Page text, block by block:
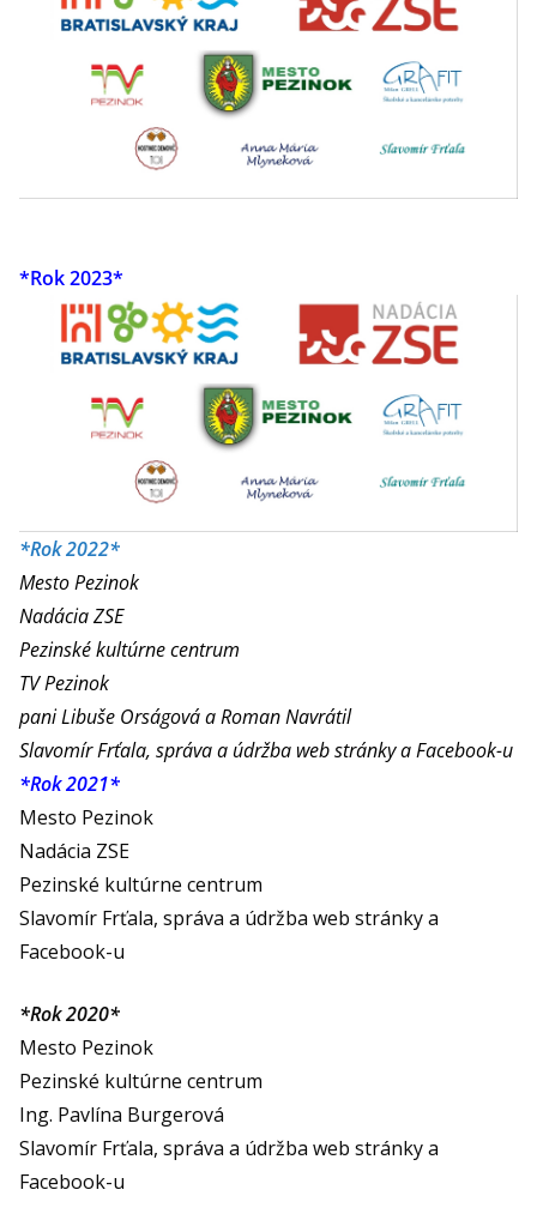
*Rok 2023*
*Rok 2022*
Mesto Pezinok
Nadácia ZSE
Pezinské kultúrne centrum
TV Pezinok
pani Libuše Orságová a Roman Navrátil
Slavomír Frťala, správa a údržba web stránky a Facebook-u
*Rok 2021*
Mesto Pezinok
Nadácia ZSE
Pezinské kultúrne centrum
Slavomír Frťala, správa a údržba web stránky a
Facebook-u
*Rok 2020*
Mesto Pezinok
Pezinské kultúrne centrum
Ing. Pavlína Burgerová
Slavomír Frťala, správa a údržba web stránky a
Facebook-u